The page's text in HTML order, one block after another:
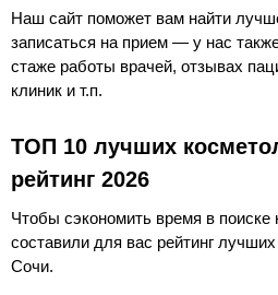
Наш сайт поможет вам найти
записаться на прием — у нас
стаже работы врачей, отзывах
клиник и т.п.
ТОП 10 лучших
рейтинг 2026
Чтобы сэкономить время в
составили для вас рейтинг
Сочи.